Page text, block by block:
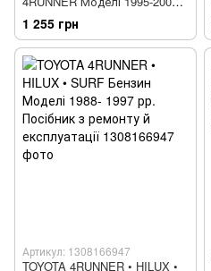
рр. випуску Пристрій,
технічне обслуговування та
ремонт
1 255 грн
Артикул: 1308166947
TOYOTA 4RUNNER • HILUX •